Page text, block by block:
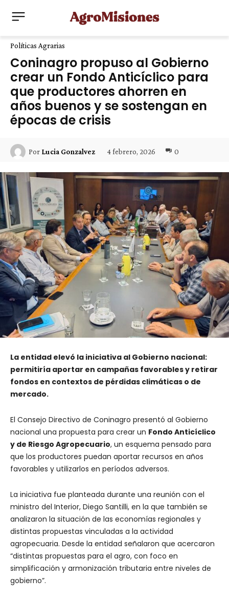
Políticas Agrarias
Coninagro propuso al Gobierno
crear un Fondo Anticíclico para
que productores ahorren en
años buenos y se sostengan en
épocas de crisis
Por Lucia Gonzalvez 4 febrero, 2026 0
La entidad elevó la iniciativa al Gobierno nacional:
permitiría aportar en campañas favorables y retirar
fondos en contextos de pérdidas climáticas o de
mercado.
El Consejo Directivo de Coninagro presentó al Gobierno
nacional una propuesta para crear un Fondo Anticíclico
y de Riesgo Agropecuario, un esquema pensado para
que los productores puedan aportar recursos en años
favorables y utilizarlos en períodos adversos.
La iniciativa fue planteada durante una reunión con el
ministro del Interior, Diego Santilli, en la que también se
analizaron la situación de las economías regionales y
distintas propuestas vinculadas a la actividad
agropecuaria. Desde la entidad señalaron que acercaron
“distintas propuestas para el agro, con foco en
simplificación y armonización tributaria entre niveles de
gobierno”.